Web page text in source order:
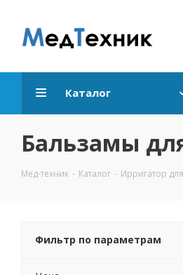
Каталог
Бальзамы
Мед-техник - Каталог - Ирригатор
Фильтр по параметрам